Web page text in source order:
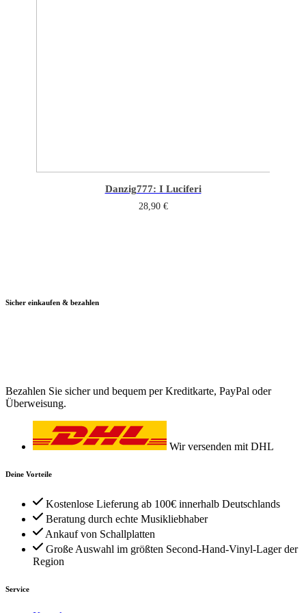
Danzig777: I Luciferi
28,90 €
Sicher einkaufen & bezahlen
Bezahlen Sie sicher und bequem per Kreditkarte, PayPal oder
Überweisung.
Wir versenden mit DHL
Deine Vorteile
Kostenlose Lieferung ab 100€ innerhalb Deutschlands
Beratung durch echte Musikliebhaber
Ankauf von Schallplatten
Große Auswahl im größten Second-Hand-Vinyl-Lager der
Region
Service